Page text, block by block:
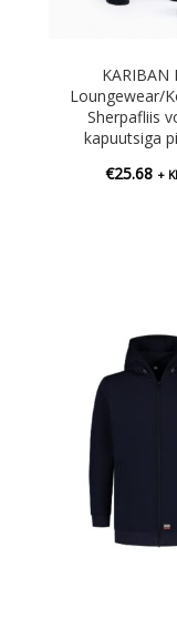
KARIBAN
Loungewear/
Sherpafliis
kapuutsiga
€25.68 +